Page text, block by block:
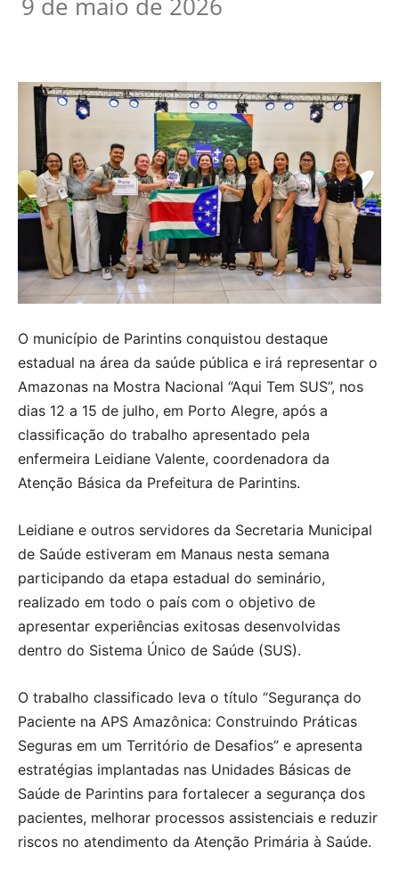
O município de Parintins conquistou destaque
estadual na área da saúde pública e irá representar o
Amazonas na Mostra Nacional “Aqui Tem SUS”, nos
dias 12 a 15 de julho, em Porto Alegre, após a
classificação do trabalho apresentado pela
enfermeira Leidiane Valente, coordenadora da
Atenção Básica da Prefeitura de Parintins.
Leidiane e outros servidores da Secretaria Municipal
de Saúde estiveram em Manaus nesta semana
participando da etapa estadual do seminário,
realizado em todo o país com o objetivo de
apresentar experiências exitosas desenvolvidas
dentro do Sistema Único de Saúde (SUS).
O trabalho classificado leva o título “Segurança do
Paciente na APS Amazônica: Construindo Práticas
Seguras em um Território de Desafios” e apresenta
estratégias implantadas nas Unidades Básicas de
Saúde de Parintins para fortalecer a segurança dos
pacientes, melhorar processos assistenciais e reduzir
riscos no atendimento da Atenção Primária à Saúde.